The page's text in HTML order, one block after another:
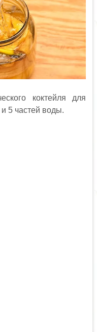
коктейля для
5 частей воды.